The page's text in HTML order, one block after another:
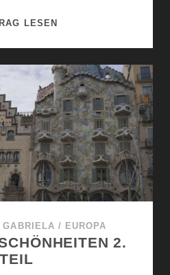
LESENINDIAN
BLAUER
HIMMEL
GABRIELA / EUROPA
2.
TEIL